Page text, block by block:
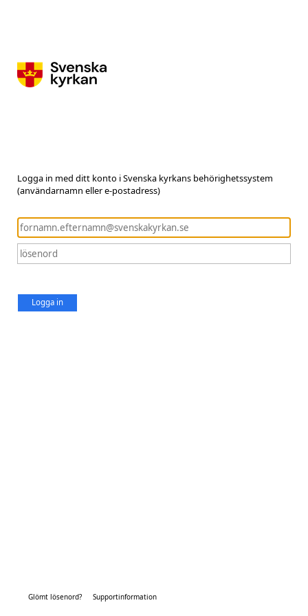
Logga in med ditt konto i Svenska kyrkans behörighetssystem
(användarnamn eller e-postadress)
Logga in
Glömt lösenord? Supportinformation